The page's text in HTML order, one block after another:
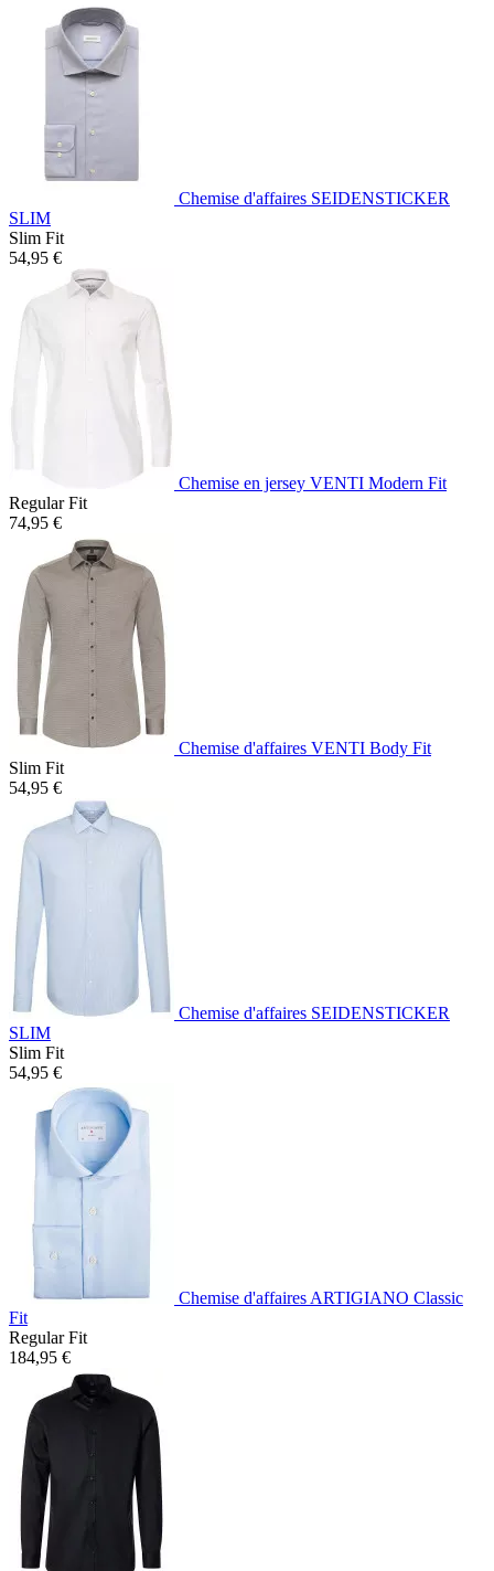
Chemise d'affaires SEIDENSTICKER
SLIM
Slim Fit
54,95 €
Chemise en jersey VENTI Modern Fit
Regular Fit
74,95 €
Chemise d'affaires VENTI Body Fit
Slim Fit
54,95 €
Chemise d'affaires SEIDENSTICKER
SLIM
Slim Fit
54,95 €
Chemise d'affaires ARTIGIANO Classic
Fit
Regular Fit
184,95 €